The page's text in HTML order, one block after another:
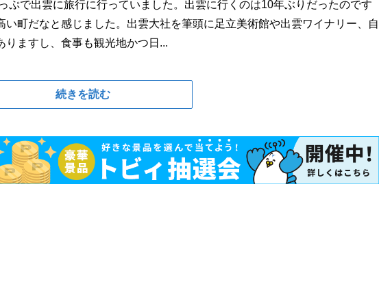
ぷで出雲に旅行に行っていました。出雲に行くのは10年ぶりだったのです
町だなと感じました。出雲大社を筆頭に足立美術館や出雲ワイナリー、自
ますし、食事も観光地かつ日...
続きを読む